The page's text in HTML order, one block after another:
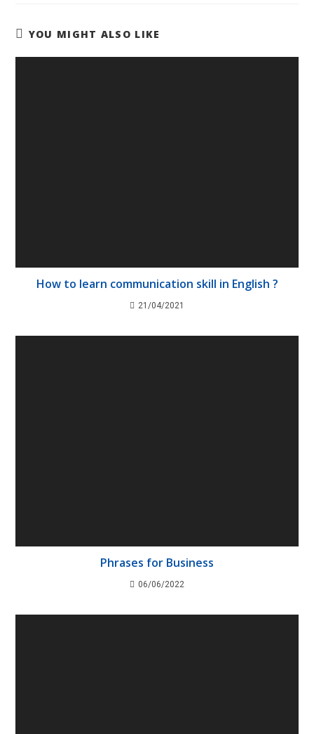
YOU MIGHT ALSO LIKE
How to learn communication skill in English ?
21/04/2021
Phrases for Business
06/06/2022